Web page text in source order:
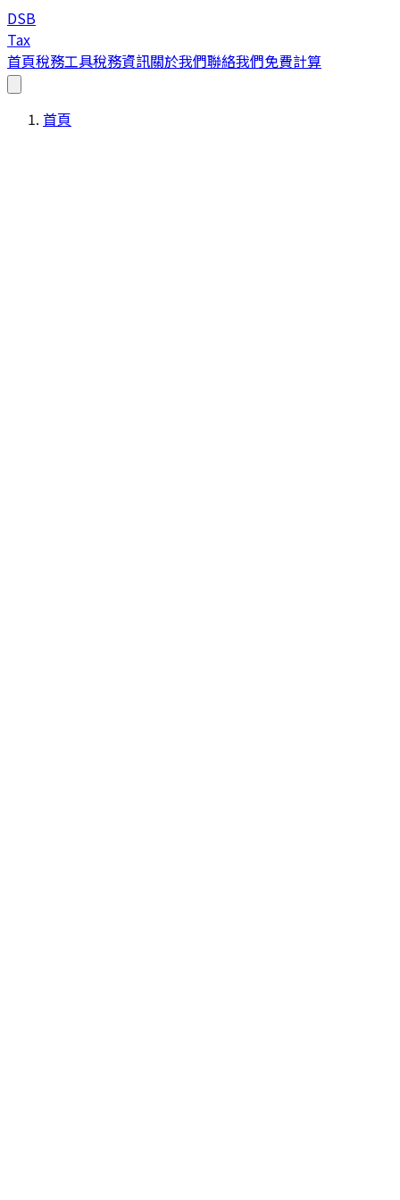
DSB
Tax
首頁稅務工具稅務資訊關於我們聯絡我們免費計算
首頁